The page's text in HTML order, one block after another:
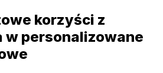
korzyści z
personalizowane